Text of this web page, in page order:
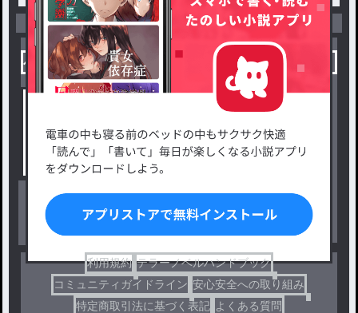
小説を探す
小説コンテスト応募・公募
出版・メディアミックス作品
ジャンルから探す
恋愛・ロマンス
ファンタジー・異世界・SF
ドラマ
利用規約 テラーノベルハンドブック
コミュニティガイドライン 安心安全への取り組み
特定商取引法に基づく表記 よくある質問